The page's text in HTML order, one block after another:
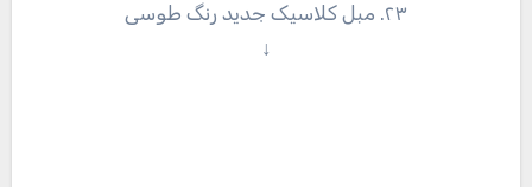
۲۳. مبل کلاسیک جدید رنگ طوسی
↓